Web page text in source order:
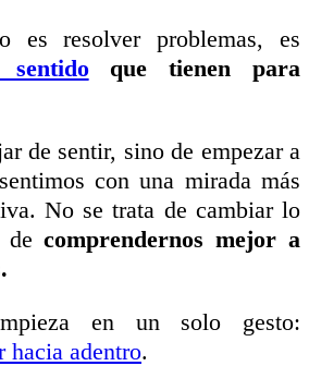
es resolver problemas, es
que tienen para
de sentir, sino de empezar a
con una mirada más
No se trata de cambiar lo
decomprendernos mejor a
en un solo gesto:
hacia adentro.